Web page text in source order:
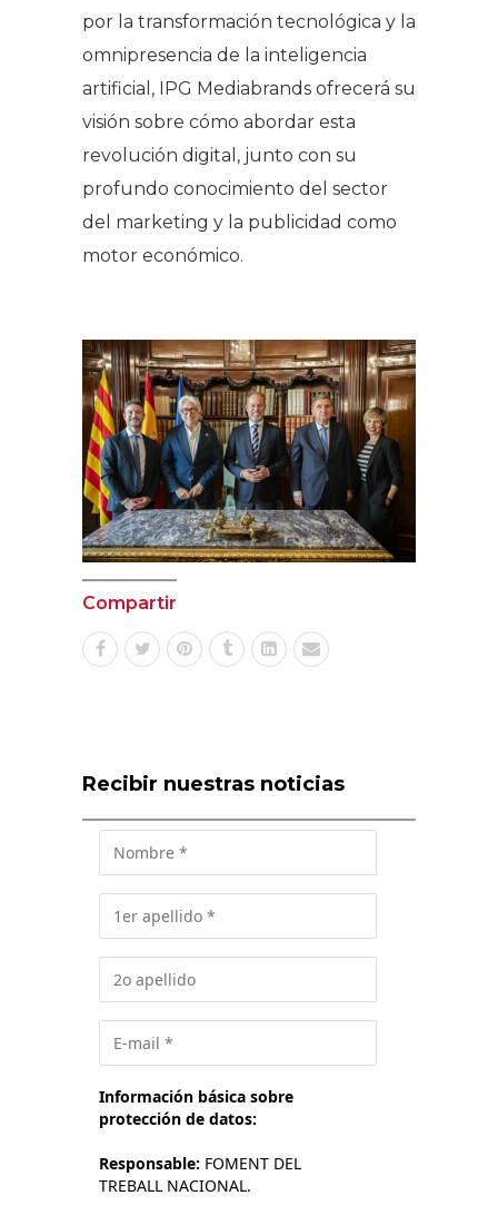
por la transformación tecnológica y la
omnipresencia de la inteligencia
artificial, IPG Mediabrands ofrecerá su
visión sobre cómo abordar esta
revolución digital, junto con su
profundo conocimiento del sector
del marketing y la publicidad como
motor económico.
Compartir
Recibir nuestras noticias
Información básica sobre
protección de datos:
Responsable: FOMENT DEL
TREBALL NACIONAL.